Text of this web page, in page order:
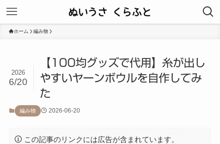
ホーム 編み物
【100均グッズで代用】糸が出し
やすいヤーンボウルを自作してみ
た
2026
6/20
編み物 2026-06-20
この記事のリンクには広告が含まれています。